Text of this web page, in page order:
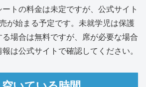
トの料金は未定ですが、公式サイト
が始まる予定です。未就学児は保護
場合は無料ですが、席が必要な場合
は公式サイトで確認してください。